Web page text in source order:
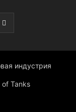
индустрия
of Tanks